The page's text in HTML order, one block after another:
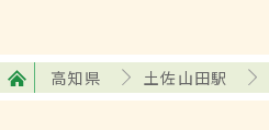
高知県 土佐山田駅